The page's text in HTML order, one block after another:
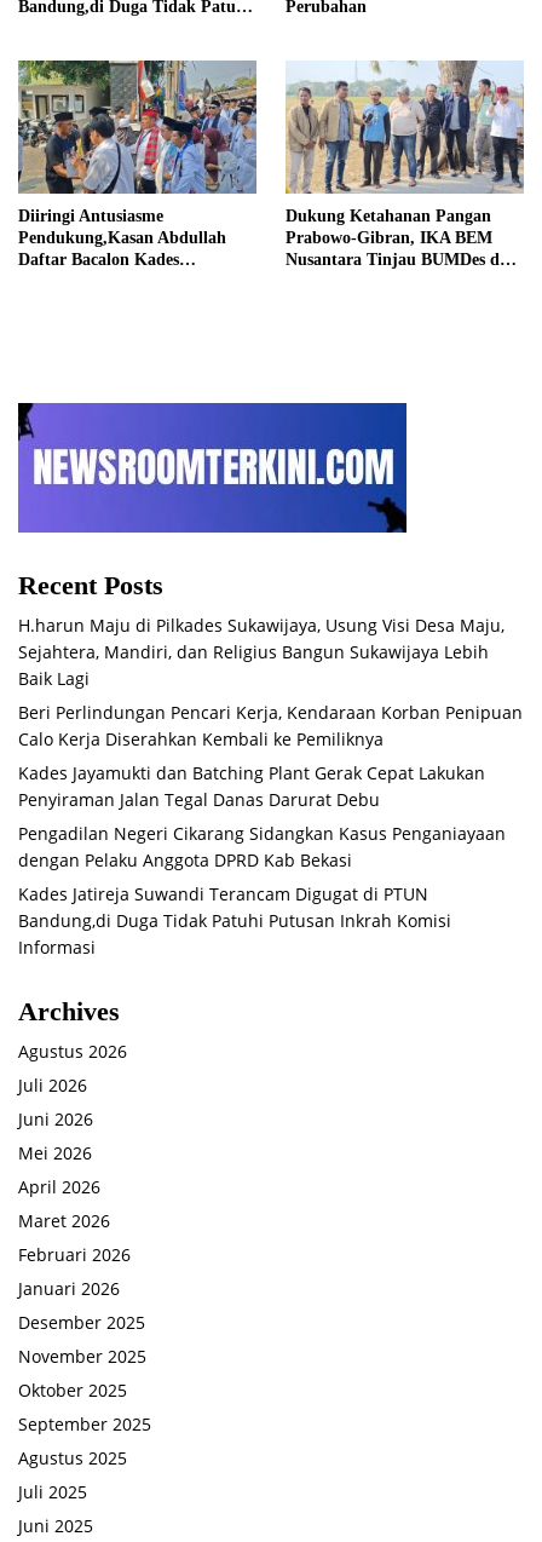
Bandung,di Duga Tidak Patuhi
Perubahan
Diiringi Antusiasme
Pendukung,Kasan Abdullah
Daftar Bacalon Kades
Dukung Ketahanan Pangan
Prabowo-Gibran, IKA BEM
Nusantara Tinjau BUMDes dan
Recent Posts
H.harun Maju di Pilkades Sukawijaya, Usung Visi Desa Maju,
Sejahtera, Mandiri, dan Religius Bangun Sukawijaya Lebih
Baik Lagi
Beri Perlindungan Pencari Kerja, Kendaraan Korban Penipuan
Calo Kerja Diserahkan Kembali ke Pemiliknya
Kades Jayamukti dan Batching Plant Gerak Cepat Lakukan
Penyiraman Jalan Tegal Danas Darurat Debu
Pengadilan Negeri Cikarang Sidangkan Kasus Penganiayaan
dengan Pelaku Anggota DPRD Kab Bekasi
Kades Jatireja Suwandi Terancam Digugat di PTUN
Bandung,di Duga Tidak Patuhi Putusan Inkrah Komisi
Informasi
Archives
Agustus 2026
Juli 2026
Juni 2026
Mei 2026
April 2026
Maret 2026
Februari 2026
Januari 2026
Desember 2025
November 2025
Oktober 2025
September 2025
Agustus 2025
Juli 2025
Juni 2025